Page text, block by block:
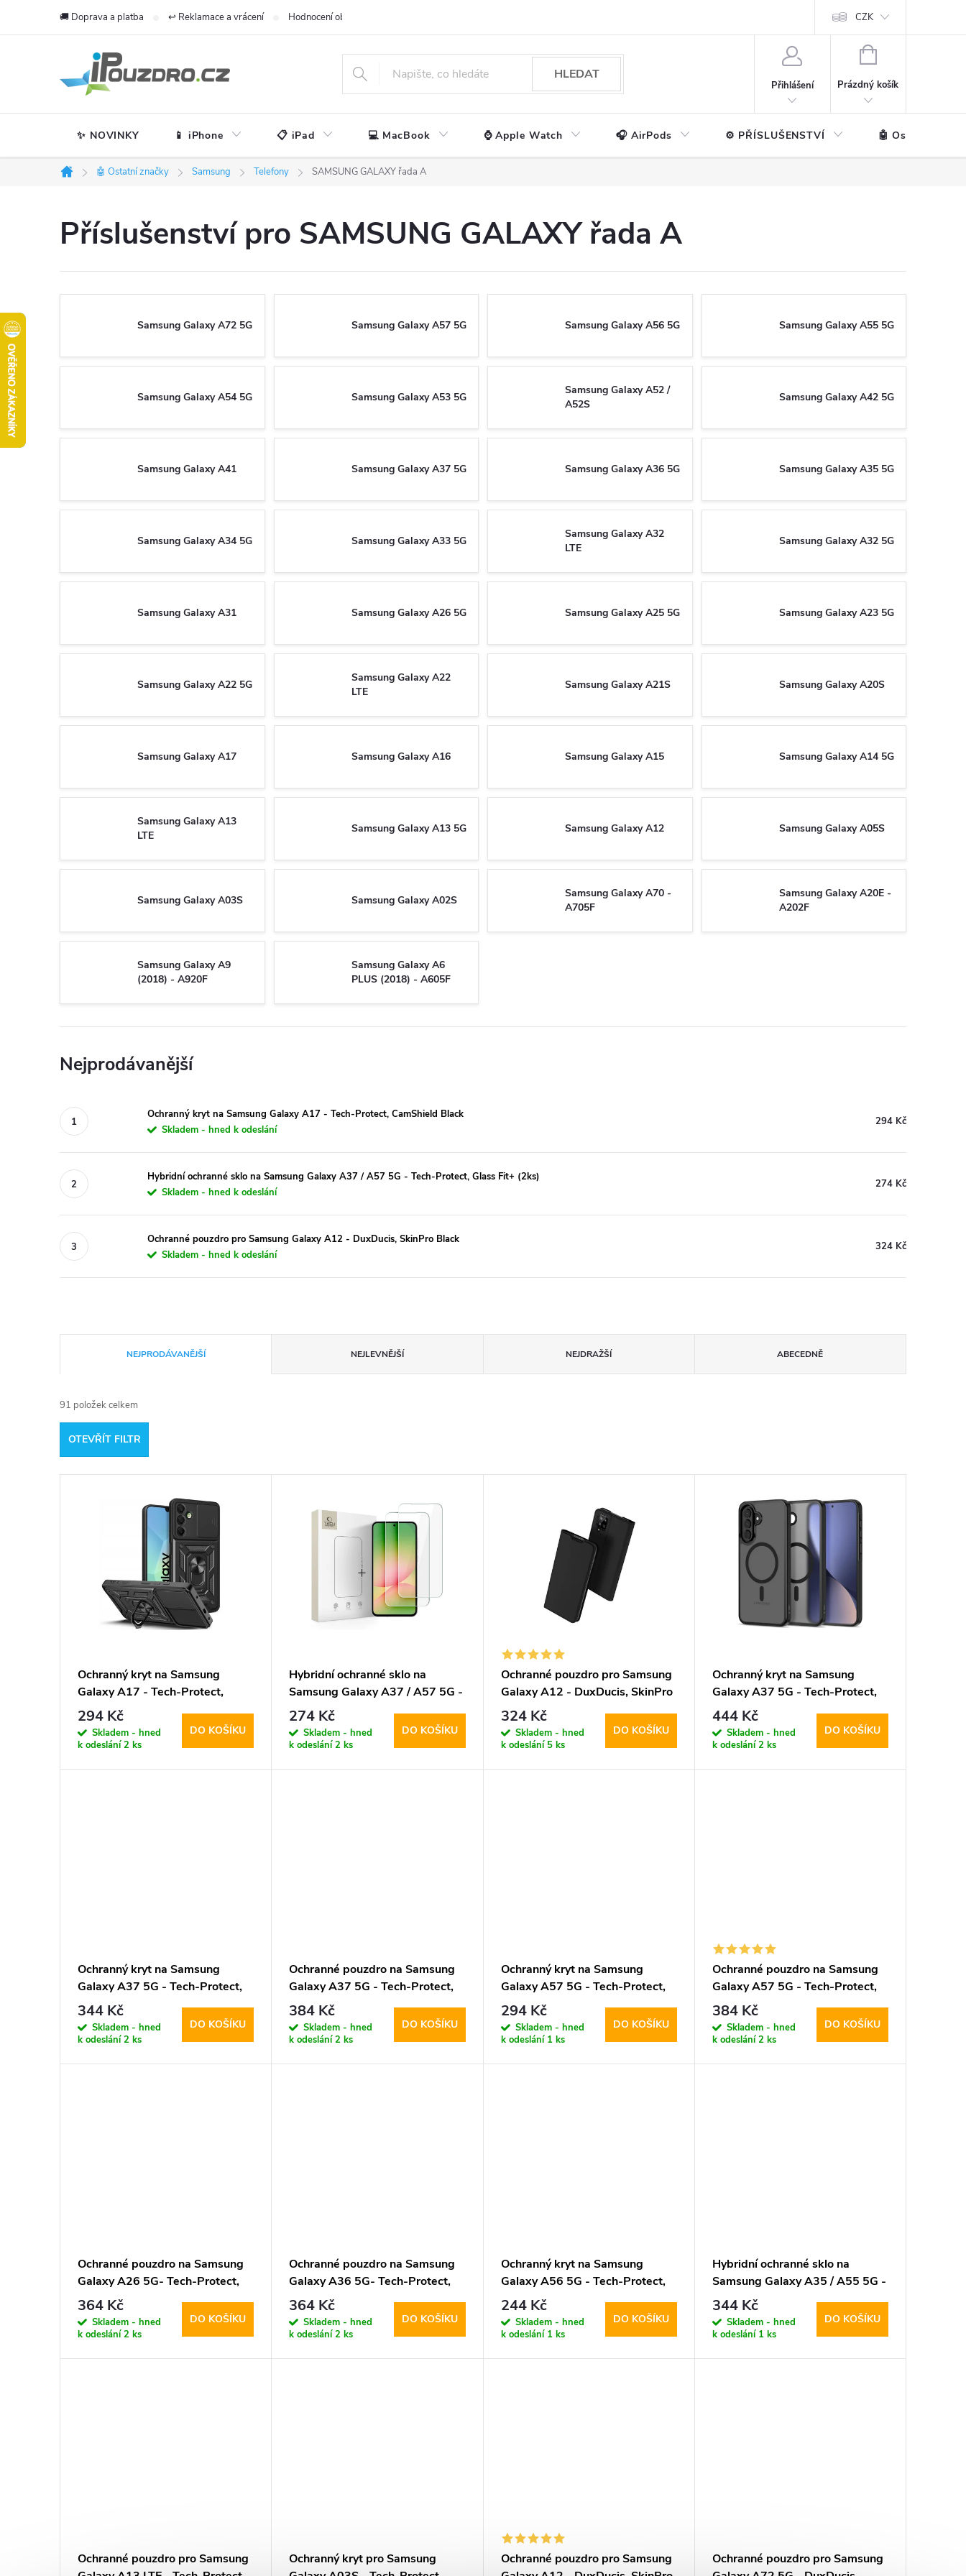
🚚 Doprava a platba ↩️ Reklamace a vrácení Hodnocení obchodu CZK
HLEDAT
Přihlášení
NÁKUPNÍ
Prázdný košík
✨ NOVINKY 📱 iPhone 📋 iPad 💻 MacBook ⌚ Apple Watch 🎧 AirPods ⚙️ PŘÍSLUŠENSTVÍ 🤖 Ostatní
Domů
🤖 Ostatní značky Samsung Telefony SAMSUNG GALAXY řada A
Příslušenství pro SAMSUNG GALAXY řada A
Samsung Galaxy A72 5G Samsung Galaxy A57 5G Samsung Galaxy A56 5G Samsung Galaxy A55 5G
Samsung Galaxy A54 5G Samsung Galaxy A53 5G
Samsung Galaxy A52 /
A52S
Samsung Galaxy A42 5G
Samsung Galaxy A41 Samsung Galaxy A37 5G Samsung Galaxy A36 5G Samsung Galaxy A35 5G
Samsung Galaxy A34 5G Samsung Galaxy A33 5G
Samsung Galaxy A32
LTE
Samsung Galaxy A32 5G
Samsung Galaxy A31 Samsung Galaxy A26 5G Samsung Galaxy A25 5G Samsung Galaxy A23 5G
Samsung Galaxy A22 5G
Samsung Galaxy A22
LTE
Samsung Galaxy A21S Samsung Galaxy A20S
Samsung Galaxy A17 Samsung Galaxy A16 Samsung Galaxy A15 Samsung Galaxy A14 5G
Samsung Galaxy A13
LTE
Samsung Galaxy A13 5G Samsung Galaxy A12 Samsung Galaxy A05S
Samsung Galaxy A03S Samsung Galaxy A02S
Samsung Galaxy A70 -
A705F
Samsung Galaxy A20E -
A202F
Samsung Galaxy A9
(2018) - A920F
Samsung Galaxy A6
PLUS (2018) - A605F
Nejprodávanější
Ochranný kryt na Samsung Galaxy A17 - Tech-Protect, CamShield Black
Skladem - hned k odeslání
294 Kč
Hybridní ochranné sklo na Samsung Galaxy A37 / A57 5G - Tech-Protect, Glass Fit+ (2ks)
Skladem - hned k odeslání
274 Kč
Ochranné pouzdro pro Samsung Galaxy A12 - DuxDucis, SkinPro Black
Skladem - hned k odeslání
324 Kč
a
z
e
t
NEJPRODÁVANĚJŠÍ NEJLEVNĚJŠÍ NEJDRAŽŠÍ ABECEDNĚ
91 položek celkem
OTEVŘÍT FILTR
d
Ochranný kryt na Samsung
Galaxy A17 - Tech-Protect,
CamShield Black
294 Kč
Skladem - hned
k odeslání2 ks
DO KOŠÍKU
Hybridní ochranné sklo na
Samsung Galaxy A37 / A57 5G -
Tech-Protect, Glass Fit+ (2ks)
274 Kč
Skladem - hned
k odeslání2 ks
DO KOŠÍKU
Ochranné pouzdro pro Samsung
Galaxy A12 - DuxDucis, SkinPro
Black
324 Kč
Skladem - hned
k odeslání 5 ks
DO KOŠÍKU
Ochranný kryt na Samsung
Galaxy A37 5G - Tech-Protect,
Magmat MagSafe Matte Black
444 Kč
Skladem - hned
k odeslání2 ks
DO KOŠÍKU
Ochranný kryt na Samsung
Galaxy A37 5G - Tech-Protect,
Magmat Matte Black
344 Kč
Skladem - hned
k odeslání2 ks
DO KOŠÍKU
Ochranné pouzdro na Samsung
Galaxy A37 5G - Tech-Protect,
Smart View Black
384 Kč
Skladem - hned
k odeslání2 ks
DO KOŠÍKU
Ochranný kryt na Samsung
Galaxy A57 5G - Tech-Protect,
CamShield Black
294 Kč
Skladem - hned
k odeslání 1 ks
DO KOŠÍKU
Ochranné pouzdro na Samsung
Galaxy A57 5G - Tech-Protect,
Smart View Black
384 Kč
Skladem - hned
k odeslání2 ks
DO KOŠÍKU
Ochranné pouzdro na Samsung
Galaxy A26 5G- Tech-Protect,
Wallet Black
364 Kč
Skladem - hned
k odeslání2 ks
DO KOŠÍKU
Ochranné pouzdro na Samsung
Galaxy A36 5G- Tech-Protect,
Wallet Black
364 Kč
Skladem - hned
k odeslání2 ks
DO KOŠÍKU
Ochranný kryt na Samsung
Galaxy A56 5G - Tech-Protect,
FlexAir Crystal
244 Kč
Skladem - hned
k odeslání 1 ks
DO KOŠÍKU
Hybridní ochranné sklo na
Samsung Galaxy A35 / A55 5G -
Hofi, Glass Pro+ (2ks)
344 Kč
Skladem - hned
k odeslání 1 ks
DO KOŠÍKU
Ochranné pouzdro pro Samsung
Ochranný kryt pro Samsung
Ochranné pouzdro pro Samsung
Ochranné pouzdro pro Samsung